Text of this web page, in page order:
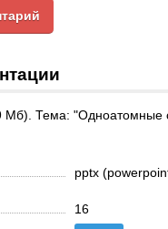
Мб). Тема:
pptx
16